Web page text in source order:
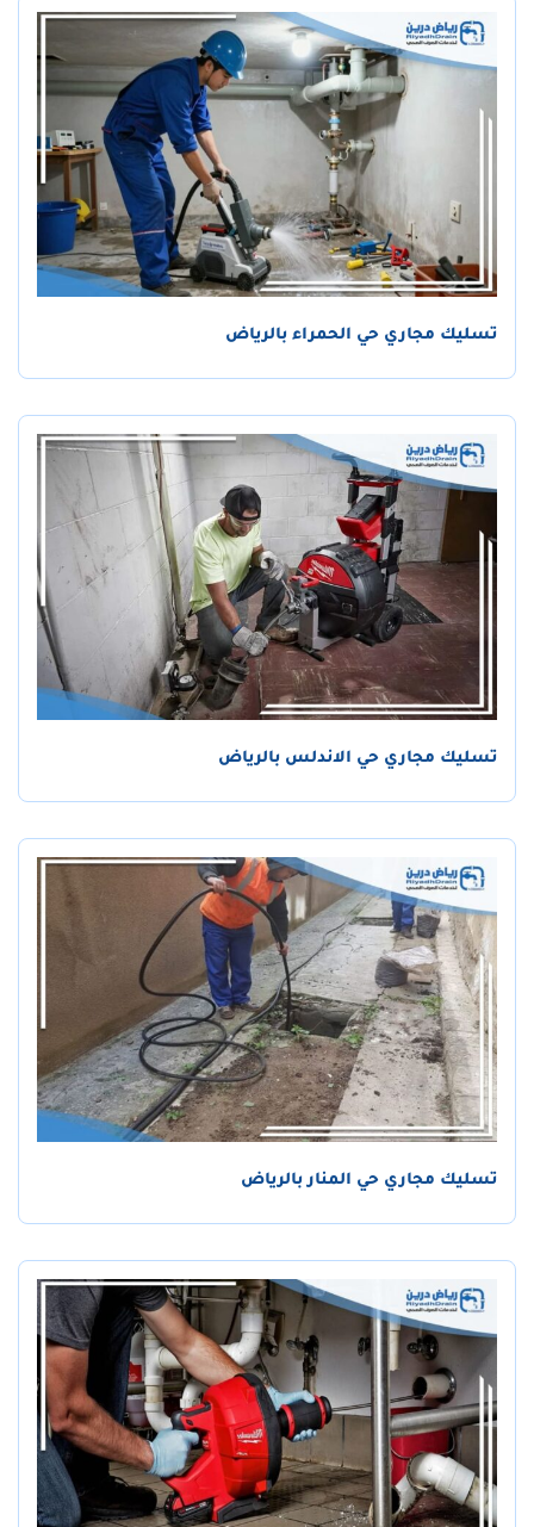
تسليك مجاري حي الحمراء بالرياض
تسليك مجاري حي الاندلس بالرياض
تسليك مجاري حي المنار بالرياض